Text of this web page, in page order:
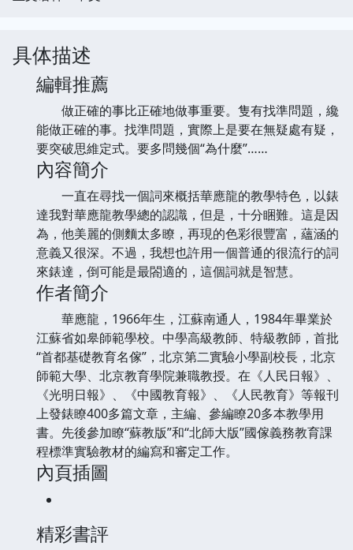
具体描述
編輯推薦
做正確的事比正確地做事重要。隻有找準問題，纔
能做正確的事。找準問題，實際上是要在無疑處有疑，
要突破思維定式。要多問幾個“為什麼”……
內容簡介
一直在尋找一個詞來概括華應龍的教學特色，以錶
達我對華應龍教學總的認識，但是，十分睏難。這是因
為，他美麗的側麵太多瞭，再現的色彩很豐富，蘊涵的
意義又很深。不過，我想也許用一個普通的很流行的詞
來錶達，倒可能是最閤適的，這個詞就是智慧。
作者簡介
華應龍，1966年生，江蘇南通人，1984年畢業於
江蘇省如皋師範學校。中學高級教師、特級教師，首批
“首都基礎教育名傢”，北京第二實驗小學副校長，北京
師範大學、北京教育學院兼職教授。在《人民日報》、
《光明日報》、《中國教育報》、《人民教育》等報刊
上發錶瞭400多篇文章，主編、參編瞭20多本教學用
書。先後參加瞭“蘇教版”和“北師大版”國傢義務教育課
程標準實驗教材的編寫和審定工作。
內頁插圖
精彩書評